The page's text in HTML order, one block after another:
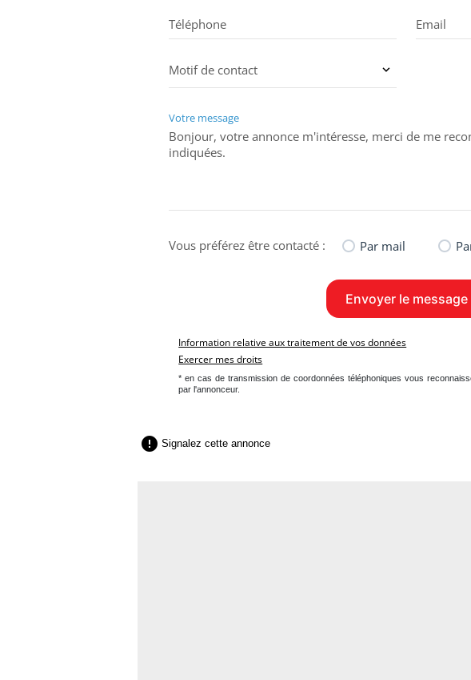
Téléphone Email
Votre message
Vous préférez être contacté : Par mail
Information relative aux traitement de vos données
Exercer mes droits
* en cas de transmission de coordonnées téléphoniques vous
par l'annonceur.
 Signalez cette annonce